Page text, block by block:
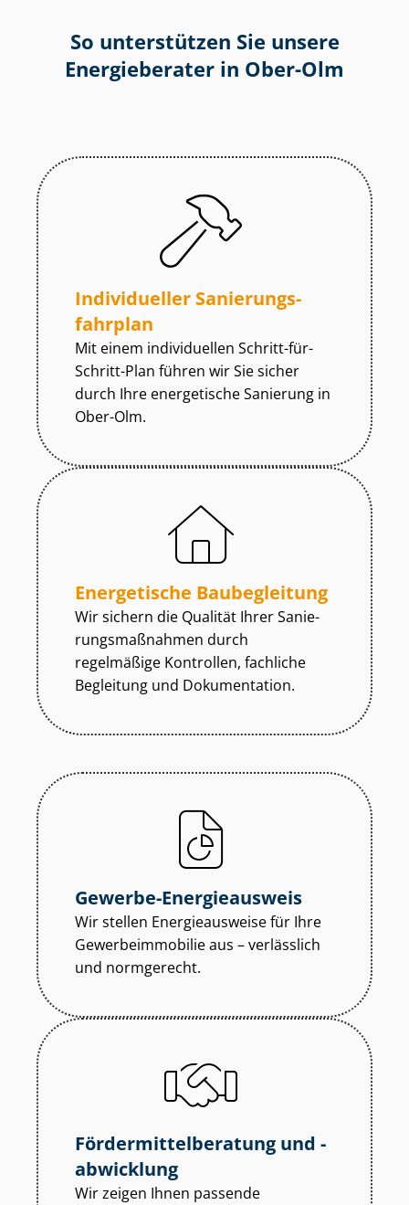
So unterstützen Sie unsere
Energieberater in Ober-Olm
Individueller Sa­nie­rungs­
fahr­plan
Mit einem individuellen Schritt-für-
Schritt-Plan führen wir Sie sicher
durch Ihre energetische Sanierung in
Ober-Olm.
Energetische Baubegleitung
Wir sichern die Qualität Ihrer Sa­nie­
rungs­maß­nah­men durch
regelmäßige Kontrollen, fachliche
Begleitung und Dokumentation.
Gewerbe-Energieausweis
Wir stellen Energieausweise für Ihre
Ge­wer­be­im­mo­bi­lie aus – verlässlich
und normgerecht.
För­der­mit­tel­be­ra­tung und -
abwicklung
Wir zeigen Ihnen passende